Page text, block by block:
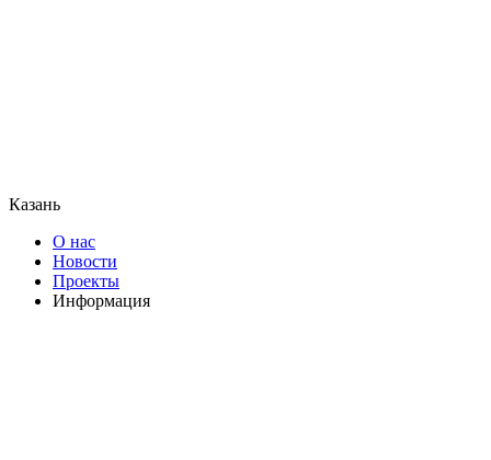
Казань
О нас
Новости
Проекты
Информация